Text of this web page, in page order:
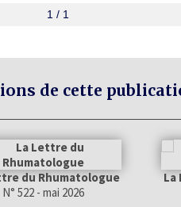
1 / 1
de cette
du Rhumatologue
N° 522 - mai 2026
La